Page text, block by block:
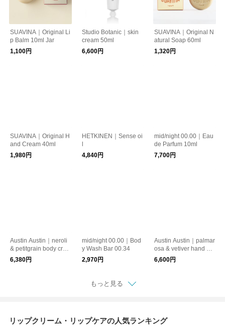
SUAVINA｜Original Li
p Balm 10ml Jar
1,100円
Studio Botanic｜skin
cream 50ml
6,600円
SUAVINA｜Original N
atural Soap 60ml
1,320円
SUAVINA｜Original H
and Cream 40ml
1,980円
HETKINEN｜Sense oi
4,840円
mid/night 00.00｜Eau
de Parfum 10ml
7,700円
Austin Austin｜neroli
& petitgrain body crea
m
6,380円
mid/night 00.00｜Bod
y Wash Bar 00.34
2,970円
Austin Austin｜palmar
osa & vetiver hand cre
am
6,600円
もっと見る
リップクリーム・リップケアの人気ランキング